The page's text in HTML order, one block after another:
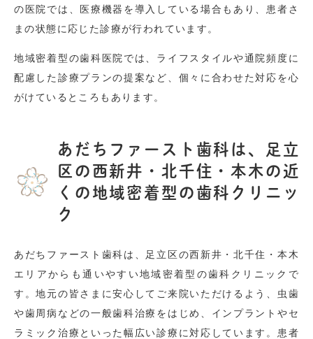
の医院では、医療機器を導入している場合もあり、患者さ
まの状態に応じた診療が行われています。
地域密着型の歯科医院では、ライフスタイルや通院頻度に
配慮した診療プランの提案など、個々に合わせた対応を心
がけているところもあります。
あだちファースト歯科は、足立
区の西新井・北千住・本木の近
くの地域密着型の歯科クリニッ
ク
あだちファースト歯科は、足立区の西新井・北千住・本木
エリアからも通いやすい地域密着型の歯科クリニックで
す。地元の皆さまに安心してご来院いただけるよう、虫歯
や歯周病などの一般歯科治療をはじめ、インプラントやセ
ラミック治療といった幅広い診療に対応しています。患者